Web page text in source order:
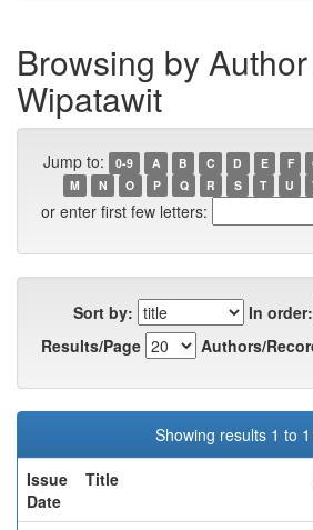
Browsing by
Wipatawit
Jump to: 0-9 A B C D E F
M
N O P Q R S T U
or enter first few letters:
Sort by:
In order:
Results/Page
Authors/
Showing results 1 to 1
Issue
Date
Title